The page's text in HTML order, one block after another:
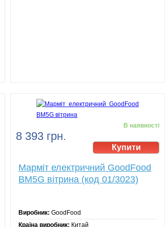
8 393 грн.
В наявності
Марміт електричний GoodFood
BM5G вітрина (код 01/3023)
Виробник: GoodFood
Країна виробник: Китай